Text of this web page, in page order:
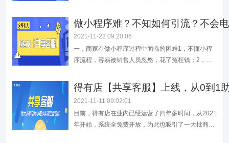
帮助企业从线上展示、营销、成交三大场景赋能企业
经营。不仅仅提供强大的系统，真正帮助店铺策划线
上线下营销活动，实现方案落地。得有店的理念是：
告别传统的卖软件模式！我们不仅仅提供一个...
做小程序难？不知如何引流？不会
2021-11-22 09:20:06
一，商家在做小程序过程中面临的困难1，不懂小程
序流程，容易被销售人员忽悠，花了冤枉钱；2，想
后，置之不理或无暇顾及；4，不知道怎么推广小程
序，第一步的引流工作卡了壳；5，不知道做什么活
动合适，又怕“薅羊毛”客户提高了成本；二，得有店
首家推出【共享客服】针对商家当前所面临的困...
得有店【共享客服】上线，从0到1
2021-11-11 09:02:01
目前，得有店在业内已经运营了四年多时间，从2021
年开始，系统全免费开放，为此也吸引了一大批商家